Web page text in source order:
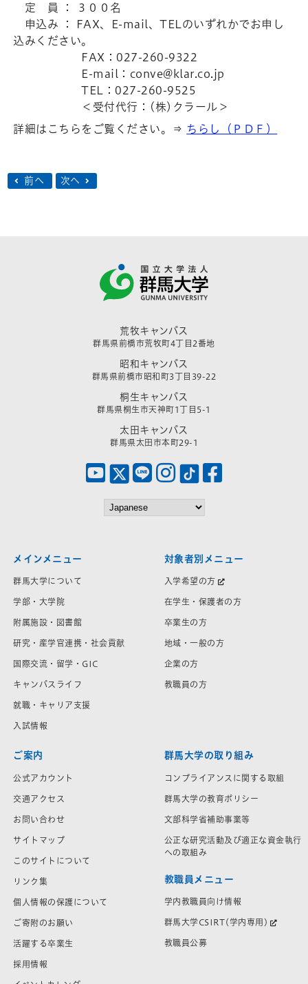
定 員 ： ３００名
申込み ： FAX、E-mail、TELのいずれかでお申し
込みください。
FAX：027-260-9322
E-mail：conve@klar.co.jp
TEL：027-260-9525
＜受付代行：(株)クラール＞
詳細はこちらをご覧ください。⇒ ちらし（ＰＤＦ）
前へ 次へ
荒牧キャンパス
群馬県前橋市荒牧町4丁目2番地
昭和キャンパス
群馬県前橋市昭和町3丁目39-22
桐生キャンパス
群馬県桐生市天神町1丁目5-1
太田キャンパス
群馬県太田市本町29-1
メインメニュー
群馬大学について
学部・大学院
附属施設・図書館
研究・産学官連携・社会貢献
国際交流・留学・GIC
キャンパスライフ
就職・キャリア支援
入試情報
対象者別メニュー
入学希望の方
在学生・保護者の方
卒業生の方
地域・一般の方
企業の方
教職員の方
ご案内
公式アカウント
交通アクセス
お問い合わせ
サイトマップ
このサイトについて
リンク集
個人情報の保護について
ご寄附のお願い
活躍する卒業生
採用情報
群馬大学の取り組み
コンプライアンスに関する取組
群馬大学の教育ポリシー
文部科学省補助事業等
公正な研究活動及び適正な資金執行
への取組み
教職員メニュー
学内教職員向け情報
群馬大学CSIRT(学内専用)
教職員公募